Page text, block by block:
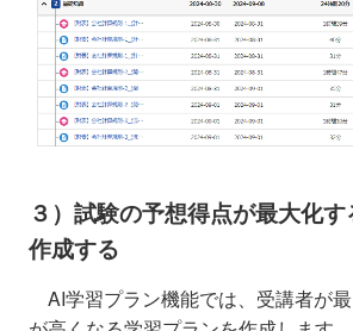
３）試験の予想得点が最大化
作成する
AI学習プラン機能では、受講者が